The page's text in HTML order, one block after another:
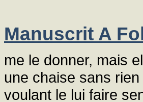
Manuscrit A
me le donner, mais
une chaise sans
voulant le lui faire